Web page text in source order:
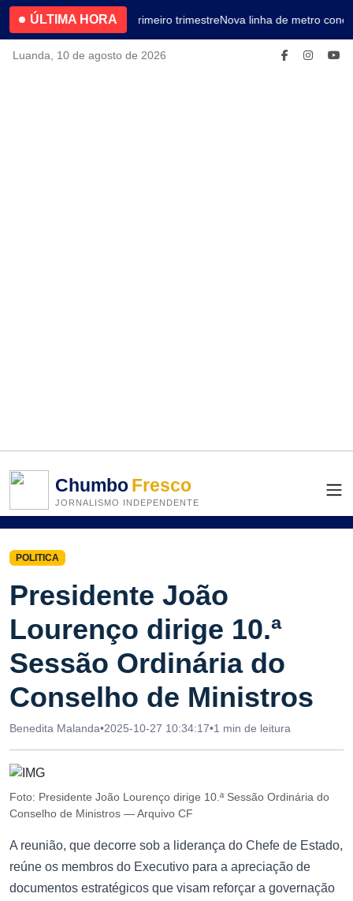
ÚLTIMA HORA4.2% no primeiro trimestreNova linha de metro
Luanda, 10 de agosto de 2026
ChumboFresco
JORNALISMO INDEPENDENTE
POLITICA
Presidente João
Lourenço dirige 10.ª
Sessão Ordinária do
Conselho de Ministros
Benedita Malanda•2025-10-27 10:34:17•1 min de leitura
Foto: Presidente João Lourenço dirige 10.ª Sessão Ordinária do
Conselho de Ministros — Arquivo CF
A reunião, que decorre sob a liderança do Chefe de Estado,
reúne os membros do Executivo para a apreciação de
documentos estratégicos que visam reforçar a governação